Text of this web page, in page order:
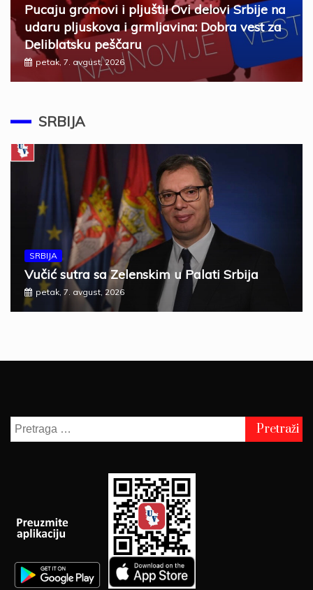
Pucaju gromovi i pljušti! Ovi delovi Srbije na
udaru pljuskova i grmljavina: Dobra vest za
Deliblatsku peščaru
petak, 7. avgust, 2026
SRBIJA
SRBIJA
Vučić sutra sa Zelenskim u Palati Srbija
petak, 7. avgust, 2026
Pretraga
za: